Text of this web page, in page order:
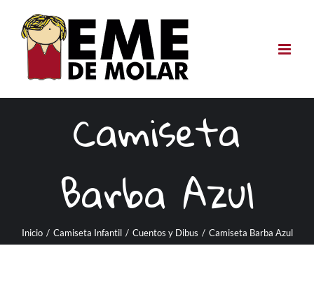
contenido
Camiseta
Barba Azul
Inicio / Camiseta Infantil / Cuentos y Dibus / Camiseta Barba Azul